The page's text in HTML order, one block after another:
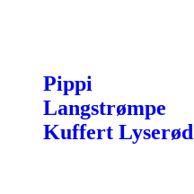
Pippi
Langstrømpe
Kuffert Lyserød